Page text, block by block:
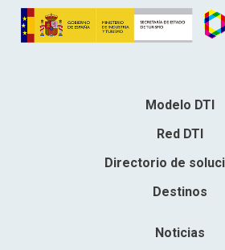
Modelo DTI
Red DTI
Directorio de
Destinos
Noticias